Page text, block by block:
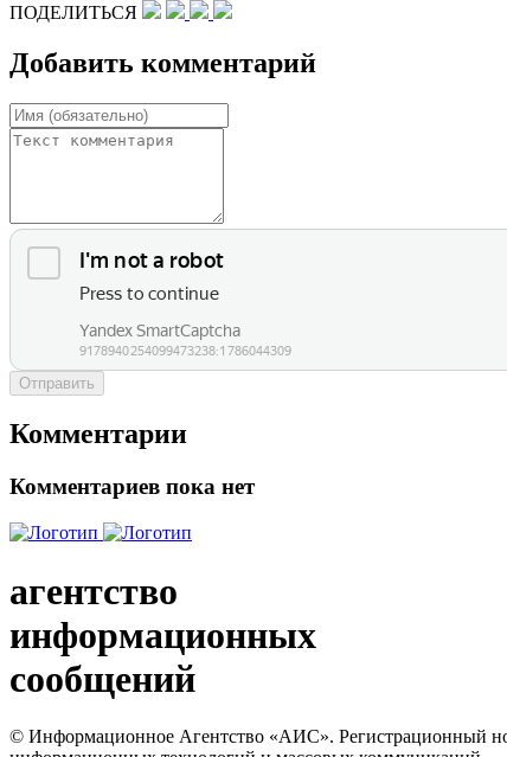
ПОДЕЛИТЬСЯ
Добавить комментарий
Отправить
Комментарии
Комментариев пока нет
агентство
информационных
сообщений
© Информационное Агентство «АИС». Регистрационный